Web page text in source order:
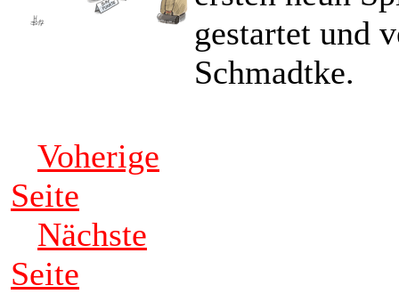
gestartet und
Schmadtke.
Voherige
Seite
Nächste
Seite